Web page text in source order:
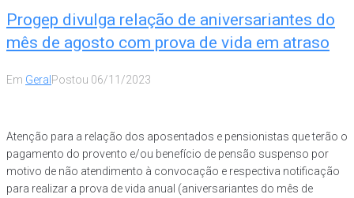
Progep divulga relação de aniversariantes do
mês de agosto com prova de vida em atraso
Em GeralPostou 06/11/2023
Atenção para a relação dos aposentados e pensionistas que terão o
pagamento do provento e/ou benefício de pensão suspenso por
motivo de não atendimento à convocação e respectiva notificação
para realizar a prova de vida anual (aniversariantes do mês de